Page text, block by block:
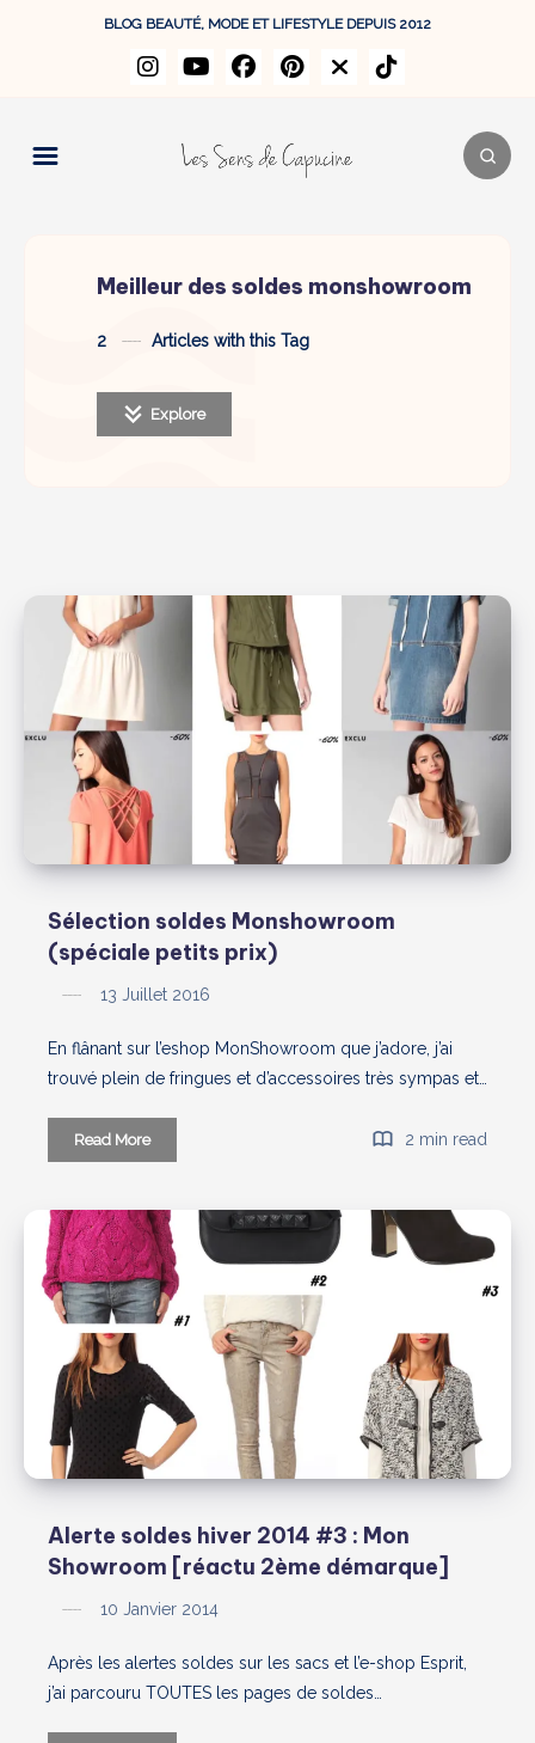
BLOG BEAUTÉ, MODE ET LIFESTYLE DEPUIS 2012
Meilleur des soldes monshowroom
2 Articles with this Tag
Explore
Sélection soldes Monshowroom
(spéciale petits prix)
13 Juillet 2016
En flânant sur l’eshop MonShowroom que j’adore, j’ai
trouvé plein de fringues et d’accessoires très sympas et…
Read MoreSélection
soldes
(spéciale
petits
prix)
2 min read
Alerte soldes hiver 2014 #3 : Mon
Showroom [réactu 2ème démarque]
10 Janvier 2014
Après les alertes soldes sur les sacs et l’e-shop Esprit,
j’ai parcouru TOUTES les pages de soldes…